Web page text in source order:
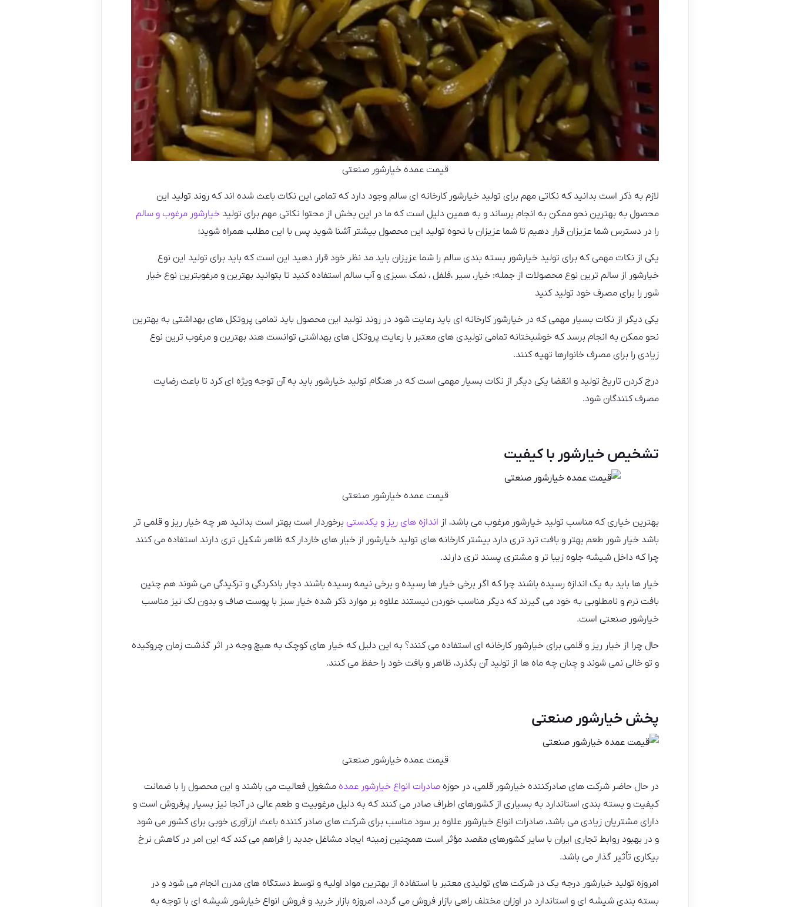
قیمت عمده خیارشور صنعتی
لازم به ذکر است بدانید که نکاتی مهم برای تولید خیارشور کارخانه ای سالم وجود دارد که تمامی این نکات باعث شده اند که روند تولید این
محصول به بهترین نحو ممکن به انجام برساند و به همین دلیل است که ما در این بخش از محتوا نکاتی مهم برای تولید خیارشور مرغوب و سالم
را در دسترس شما عزیزان قرار دهیم تا شما عزیزان با نحوه تولید این محصول بیشتر آشنا شوید پس با این مطلب همراه شوید؛
یکی از نکات مهمی که برای تولید خیارشور بسته بندی سالم را شما عزیزان باید مد نظر خود قرار دهید این است که باید برای تولید این نوع
خیارشور از سالم ترین نوع محصولات از جمله: خیار، سیر ،فلفل ، نمک ،سبزی و آب سالم استفاده کنید تا بتوانید بهترین و مرغوبترین نوع خیار
شور را برای مصرف خود تولید کنید
یکی دیگر از نکات بسیار مهمی که در خیارشور کارخانه ای باید رعایت شود در روند تولید این محصول باید تمامی پروتکل های بهداشتی به بهترین
نحو ممکن به انجام برسد که خوشبختانه تمامی تولیدی های معتبر با رعایت پروتکل های بهداشتی توانست هند بهترین و مرغوب ترین نوع
زیادی را برای مصرف خانوارها تهیه کنند.
درج کردن تاریخ تولید و انقضا یکی دیگر از نکات بسیار مهمی است که در هنگام تولید خیارشور باید به آن توجه ویژه ای کرد تا باعث رضایت
مصرف کنندگان شود.
تشخیص خیارشور با کیفیت
قیمت عمده خیارشور صنعتی
بهترین خیاری که مناسب تولید خیارشور مرغوب می باشد، از اندازه های ریز و یکدستی برخوردار است بهتر است بدانید هر چه خیار ریز و قلمی تر
باشد خیار شور طعم بهتر و بافت ترد تری دارد بیشتر کارخانه های تولید خیارشور از خیار های خاردار که ظاهر شکیل تری دارند استفاده می کنند
چرا که داخل شیشه جلوه زیبا تر و مشتری پسند تری دارند‌.
خیار ها باید به یک اندازه رسیده باشند چرا که اگر برخی خیار ها رسیده و برخی نیمه رسیده باشند دچار بادکردگی و ترکیدگی می شوند هم چنین
بافت نرم و نامطلوبی به خود می گیرند که دیگر مناسب خوردن نیستند علاوه بر موارد ذکر شده خیار سبز با پوست صاف و بدون لک نیز مناسب
خیارشور صنعتی است.
حال چرا از خیار ریز و قلمی برای خیارشور کارخانه ای استفاده می کنند؟ به این دلیل که خیار های کوچک به هیچ وجه در اثر گذشت زمان چروکیده
و تو خالی نمی شوند و چنان چه ماه ها از تولید آن بگذرد، ظاهر و بافت خود را حفظ می کنند.
پخش خیارشور صنعتی
قیمت عمده خیارشور صنعتی
در حال حاضر شرکت های صادرکننده خیارشور قلمی، در حوزه صادرات انواع خیارشور عمده مشغول فعالیت می باشند و این محصول را با ضمانت
کیفیت و بسته بندی استاندارد به بسیاری از کشورهای اطراف صادر می کنند که به دلیل مرغوبیت و طعم عالی در آنجا نیز بسیار پرفروش است و
دارای مشتریان زیادی می باشد، صادرات انواع خیارشور علاوه بر سود مناسب برای شرکت های صادر کننده باعث ارزآوری خوبی برای کشور می شود
و در بهبود روابط تجاری ایران با سایر کشورهای مقصد مؤثر است همچنین زمینه ایجاد مشاغل جدید را فراهم می کند که این امر در کاهش نرخ
بیکاری تأثیر گذار می باشد.
امروزه تولید خیارشور درجه یک در شرکت های تولیدی معتبر با استفاده از بهترین مواد اولیه و توسط دستگاه های مدرن انجام می شود و در
بسته بندی شیشه ای و استاندارد در اوزان مختلف راهی بازار فروش می گردد، امروزه بازار خرید و فروش انواع‌ خیارشور شیشه ای با توجه به